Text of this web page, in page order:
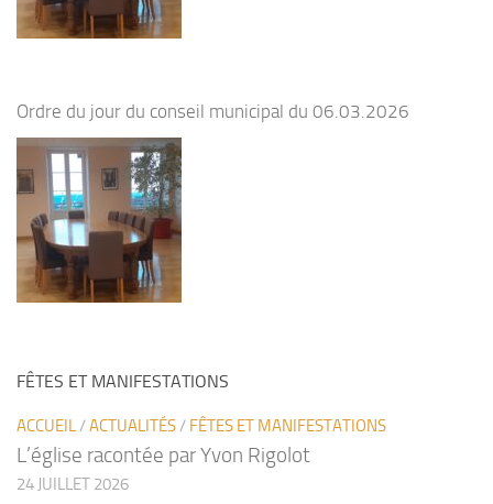
Ordre du jour du conseil municipal du 06.03.2026
FÊTES ET MANIFESTATIONS
ACCUEIL/ACTUALITÉS/ FÊTES ET MANIFESTATIONS
L’église racontée par Yvon Rigolot
24 JUILLET 2026